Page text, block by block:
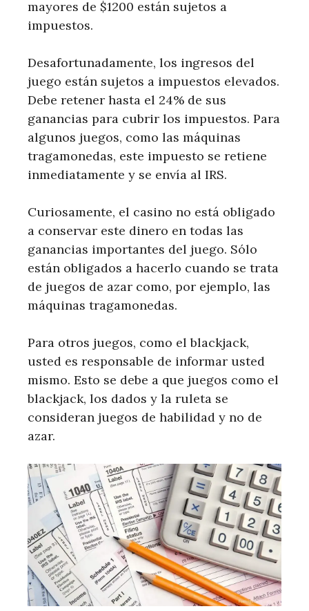
mayores de $1200 están sujetos a
impuestos.
Desafortunadamente, los ingresos del
juego están sujetos a impuestos elevados.
Debe retener hasta el 24% de sus
ganancias para cubrir los impuestos. Para
algunos juegos, como las máquinas
tragamonedas, este impuesto se retiene
inmediatamente y se envía al IRS.
Curiosamente, el casino no está obligado
a conservar este dinero en todas las
ganancias importantes del juego. Sólo
están obligados a hacerlo cuando se trata
de juegos de azar como, por ejemplo, las
máquinas tragamonedas.
Para otros juegos, como el blackjack,
usted es responsable de informar usted
mismo. Esto se debe a que juegos como el
blackjack, los dados y la ruleta se
consideran juegos de habilidad y no de
azar.